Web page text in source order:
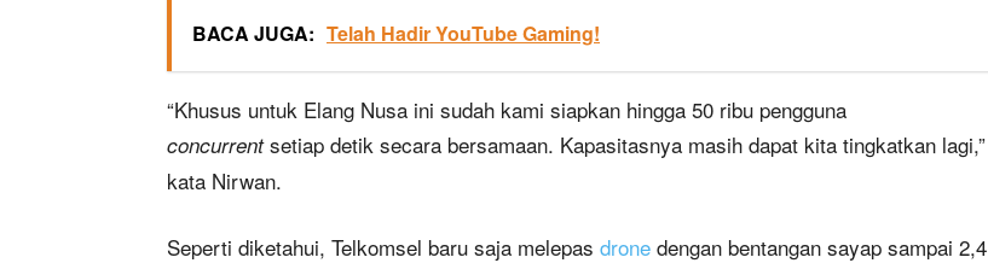
BACA JUGA: Telah Hadir YouTube Gaming!
“Khusus untuk Elang Nusa ini sudah kami siapkan hingga 50 ribu pengguna
concurrentsetiap detik secara bersamaan. Kapasitasnya masih dapat kita tingkatkan lagi,”
kata Nirwan.
Seperti diketahui, Telkomsel baru saja melepas drone dengan bentangan sayap sampai 2,4